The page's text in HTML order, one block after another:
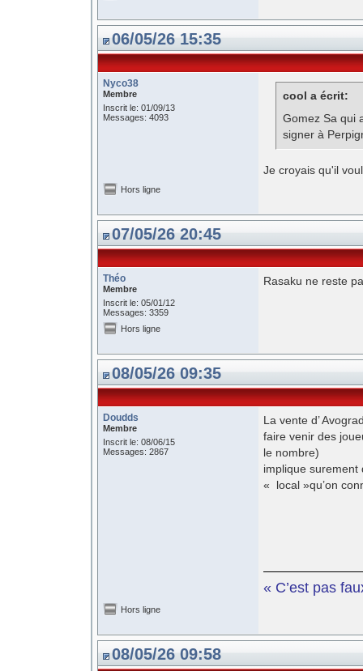
06/05/26 15:35
Nyco38
Membre
Inscrit le: 01/09/13
Messages: 4093
cool a écrit:
Gomez Sa qui
signer à
Je croyais qu'il
Hors ligne
07/05/26 20:45
Théo
Membre
Inscrit le: 05/01/12
Messages: 3359
Rasaku ne reste
Hors ligne
08/05/26 09:35
Doudds
Membre
Inscrit le: 08/06/15
Messages: 2867
La vente d’
faire venir des
le nombre)
implique surement
« local »qu’on
« C’est pas
Hors ligne
08/05/26 09:58